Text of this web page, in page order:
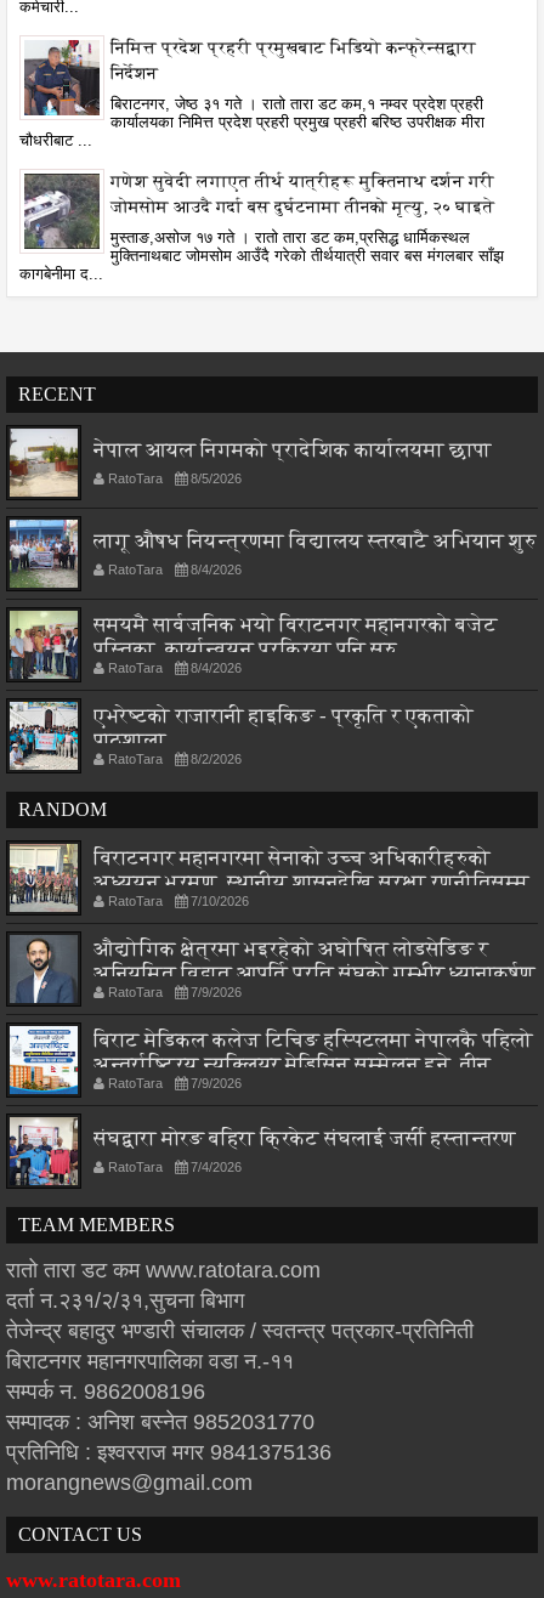
कर्मचारी...
निमित्त प्रदेश प्रहरी प्रमुखबाट भिडियो कन्फ्रेन्सद्वारा
निर्देशन
बिराटनगर, जेष्ठ ३१ गते । रातो तारा डट कम,१ नम्वर प्रदेश प्रहरी
कार्यालयका निमित्त प्रदेश प्रहरी प्रमुख प्रहरी बरिष्ठ उपरीक्षक मीरा
चौधरीबाट ...
गणेश सुवेदी लगाएत तीर्थ यात्रीहरू मुक्तिनाथ दर्शन गरी
जोमसोम आउदै गर्दा बस दुर्घटनामा तीनको मृत्यु, २० घाइते
मुस्ताङ,असोज १७ गते । रातो तारा डट कम,प्रसिद्ध धार्मिकस्थल
मुक्तिनाथबाट जोमसोम आउँदै गरेको तीर्थयात्री सवार बस मंगलबार साँझ
कागबेनीमा द...
RECENT
नेपाल आयल निगमको प्रादेशिक कार्यालयमा छापा
RatoTara 8/5/2026
लागू औषध नियन्त्रणमा विद्यालय स्तरबाटै अभियान शुरु
RatoTara 8/4/2026
समयमै सार्वजनिक भयो विराटनगर महानगरको बजेट
पुस्तिका, कार्यान्वयन प्रक्रिया पनि सुरु
RatoTara 8/4/2026
एभरेष्टको राजारानी हाइकिङ - प्रकृति र एकताको
पाठशाला
RatoTara 8/2/2026
RANDOM
विराटनगर महानगरमा सेनाको उच्च अधिकारीहरुको
अध्ययन भ्रमण, स्थानीय शासनदेखि सुरक्षा रणनीतिसम्म
छलफल
RatoTara 7/10/2026
औद्योगिक क्षेत्रमा भइरहेको अघोषित लोडसेडिङ र
अनियमित विद्युत आपूर्ति प्रति संघको गम्भीर ध्यानाकर्षण
RatoTara 7/9/2026
बिराट मेडिकल कलेज टिचिङ हस्पिटलमा नेपालकै पहिलो
अन्तर्राष्ट्रिय न्यूक्लियर मेडिसिन सम्मेलन हुने, तीन
देशका विज्ञ एकै मञ्चमा
RatoTara 7/9/2026
संघद्वारा मोरङ बहिरा क्रिकेट संघलाई जर्सी हस्तान्तरण
RatoTara 7/4/2026
TEAM MEMBERS
रातो तारा डट कम www.ratotara.com
दर्ता न.२३१/२/३१,सुचना बिभाग
तेजेन्द्र बहादुर भण्डारी संचालक / स्वतन्त्र पत्रकार-प्रतिनिती
बिराटनगर महानगरपालिका वडा न.-११
सम्पर्क न. 9862008196
सम्पादक : अनिश बस्नेत 9852031770
प्रतिनिधि : इश्वरराज मगर 9841375136
morangnews@gmail.com
CONTACT US
www.ratotara.com